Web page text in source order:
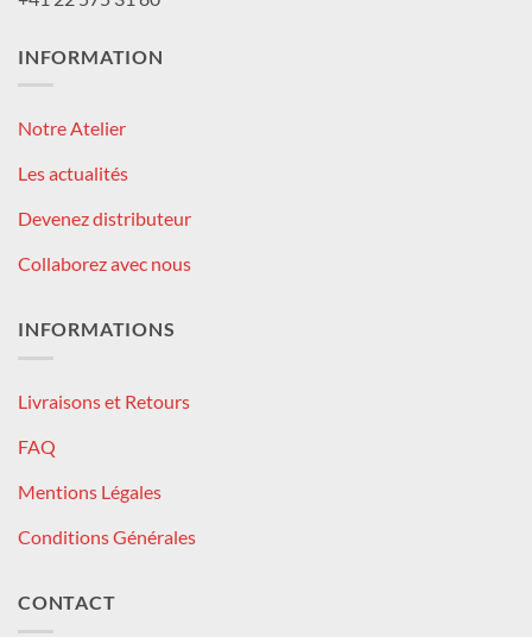
INFORMATION
Notre Atelier
Les actualités
Devenez distributeur
Collaborez avec nous
INFORMATIONS
Livraisons et Retours
FAQ
Mentions Légales
Conditions Générales
CONTACT